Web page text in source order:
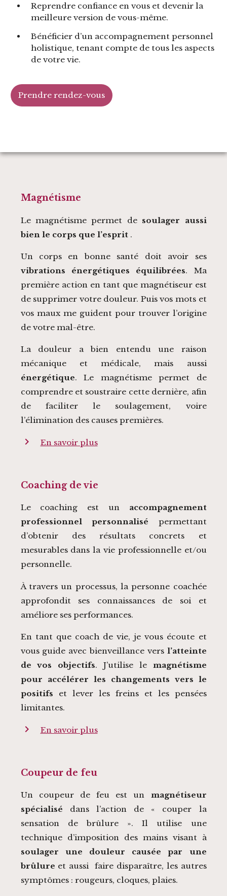
Reprendre confiance en vous et devenir la
meilleure version de vous-même.
Bénéficier d’un accompagnement personnel
holistique, tenant compte de tous les aspects
de votre vie.
Prendre rendez-vous
Magnétisme
Le magnétisme permet de soulager aussi
bien le corps que l’esprit.
Un corps en bonne santé doit avoir ses
vibrations énergétiques équilibrées. Ma
première action en tant que magnétiseur est
de supprimer votre douleur. Puis vos mots et
vos maux me guident pour trouver l’origine
de votre mal-être.
La douleur a bien entendu une raison
mécanique et médicale, mais aussi
énergétique. Le magnétisme permet de
comprendre et soustraire cette dernière, afin
de faciliter le soulagement, voire
l’élimination des causes premières.
chevron_right En savoir plus
Coaching de vie
Le coaching est un accompagnement
professionnel personnalisé permettant
d’obtenir des résultats concrets et
mesurables dans la vie professionnelle et/ou
personnelle.
À travers un processus, la personne coachée
approfondit ses connaissances de soi et
améliore ses performances.
En tant que coach de vie, je vous écoute et
vous guide avec bienveillance vers l’atteinte
de vos objectifs. J’utilise le magnétisme
pour accélérer les changements vers le
positifs et lever les freins et les pensées
limitantes.
chevron_right En savoir plus
Coupeur de feu
Un coupeur de feu est un magnétiseur
spécialisé dans l’action de « couper la
sensation de brûlure ». Il utilise une
technique d’imposition des mains visant à
soulager une douleur causée par une
brûlure et aussi faire disparaître, les autres
symptômes : rougeurs, cloques, plaies.